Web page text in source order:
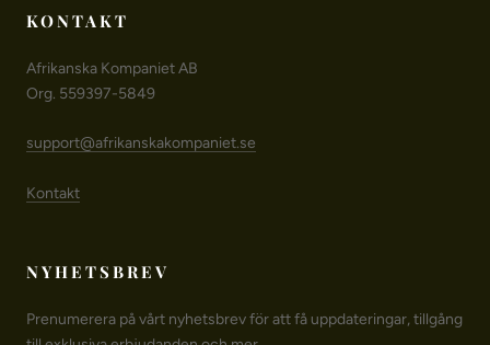
KONTAKT
Afrikanska Kompaniet AB
Org. 559397-5849
support@afrikanskakompaniet.se
Kontakt
NYHETSBREV
Prenumerera på vårt nyhetsbrev för att få uppdateringar, tillgång